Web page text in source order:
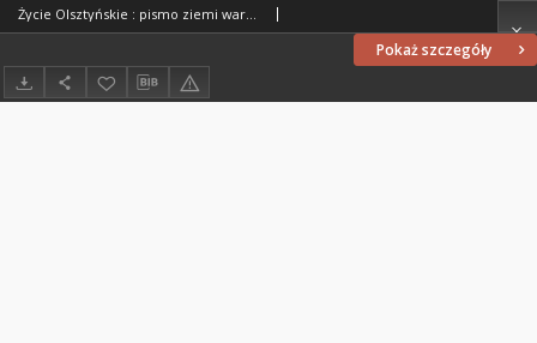
Pokaż szczegóły
Życie Olsztyńskie : pismo ziemi warmińsko-mazurskiej, 1954, nr 18